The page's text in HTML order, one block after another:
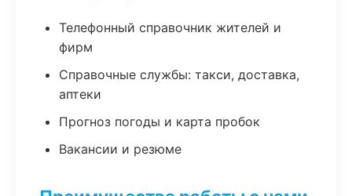
Телефонный справочник жителей и
фирм
Справочные службы: такси, доставка,
аптеки
Прогноз погоды и карта пробок
Вакансии и резюме